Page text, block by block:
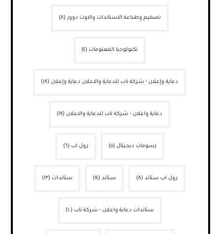
تصميم وطباعة الاستاندات والاوت دوور (٨)
تكنولوجيا المعلومات (٤)
دعاية وإعلان - شركة ناب للدعاية والاعلان دعاية وإعلان (١٨)
دعاية واعلان - شركة ناب للدعاية والاعلان (١٩)
رسومات ديجيتال (٥) رول اب (٦)
رول اب ستاند (٨) ستاند (١٤) ستاندات (١٣)
ستاندات دعاية واعلان - شركة ناب (١٠)